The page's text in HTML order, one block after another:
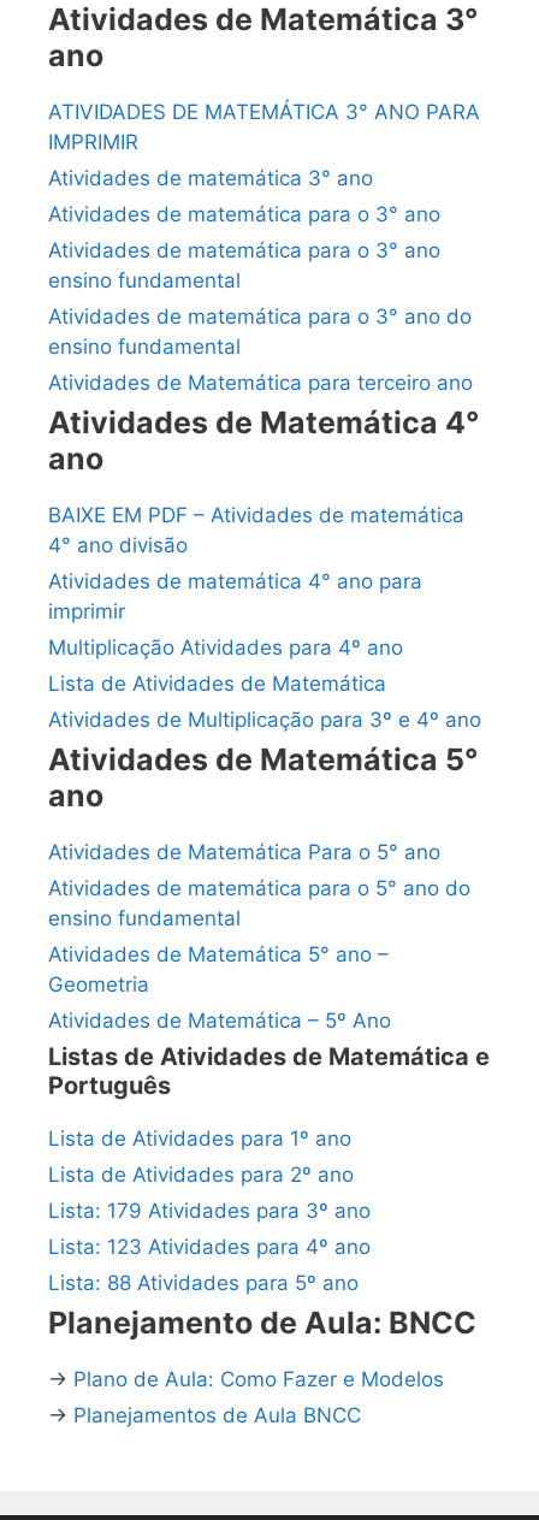
Atividades de Matemática 3°
ano
ATIVIDADES DE MATEMÁTICA 3° ANO PARA
IMPRIMIR
Atividades de matemática 3° ano
Atividades de matemática para o 3° ano
Atividades de matemática para o 3° ano
ensino fundamental
Atividades de matemática para o 3° ano do
ensino fundamental
Atividades de Matemática para terceiro ano
Atividades de Matemática 4°
ano
BAIXE EM PDF – Atividades de matemática
4° ano divisão
Atividades de matemática 4° ano para
imprimir
Multiplicação Atividades para 4º ano
Lista de Atividades de Matemática
Atividades de Multiplicação para 3º e 4º ano
Atividades de Matemática 5°
ano
Atividades de Matemática Para o 5° ano
Atividades de matemática para o 5° ano do
ensino fundamental
Atividades de Matemática 5° ano –
Geometria
Atividades de Matemática – 5º Ano
Listas de Atividades de Matemática e
Português
Lista de Atividades para 1º ano
Lista de Atividades para 2º ano
Lista: 179 Atividades para 3º ano
Lista: 123 Atividades para 4º ano
Lista: 88 Atividades para 5º ano
Planejamento de Aula: BNCC
→ Plano de Aula: Como Fazer e Modelos
→ Planejamentos de Aula BNCC